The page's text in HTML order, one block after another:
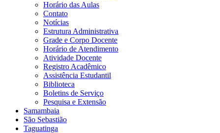
Horário das Aulas
Contato
Notícias
Estrutura Administrativa
Grade e Corpo Docente
Horário de Atendimento
Atividade Docente
Registro Acadêmico
Assistência Estudantil
Biblioteca
Boletins de Serviço
Pesquisa e Extensão
Samambaia
São Sebastião
Taguatinga